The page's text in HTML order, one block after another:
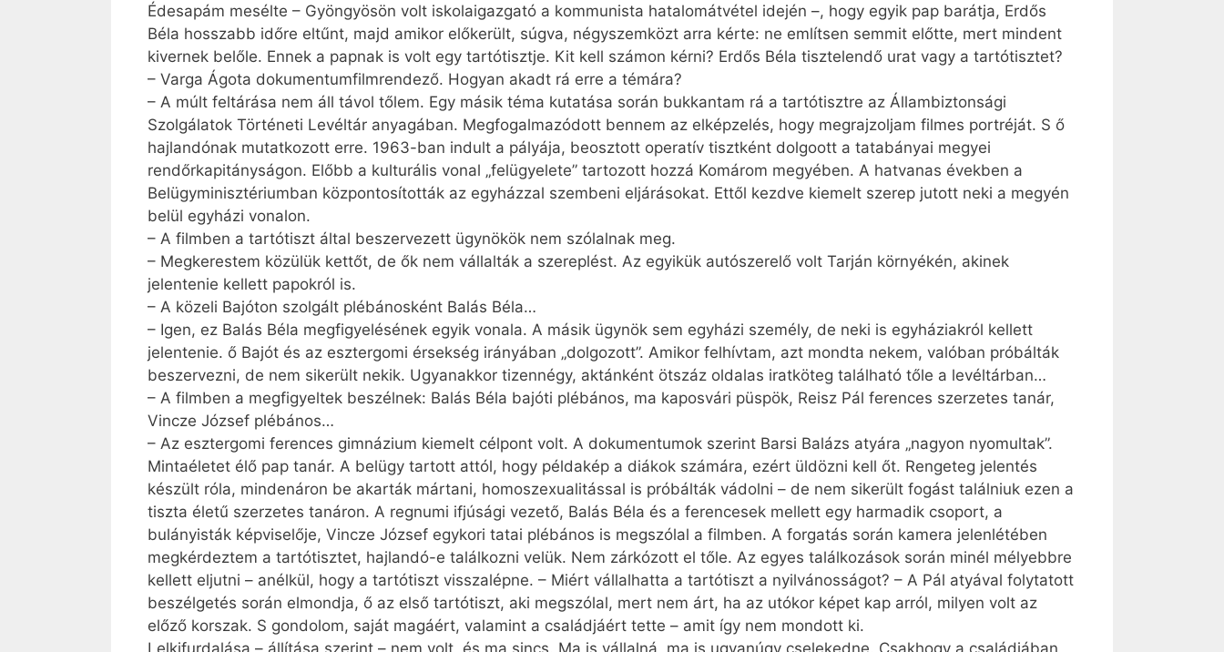
Édesapám mesélte – Gyöngyösön volt iskolaigazgató a kommunista hatalomátvétel idején –, hogy egyik pap barátja, Erdős
Béla hosszabb időre eltűnt, majd amikor előkerült, súgva, négyszemközt arra kérte: ne említsen semmit előtte, mert mindent
kivernek belőle. Ennek a papnak is volt egy tartótisztje. Kit kell számon kérni? Erdős Béla tisztelendő urat vagy a tartótisztet?
– Varga Ágota dokumentumfilmrendező. Hogyan akadt rá erre a témára?
– A múlt feltárása nem áll távol tőlem. Egy másik téma kutatása során bukkantam rá a tartótisztre az Állambiztonsági
Szolgálatok Történeti Levéltár anyagában. Megfogalmazódott bennem az elképzelés, hogy megrajzoljam filmes portréját. S ő
hajlandónak mutatkozott erre. 1963-ban indult a pályája, beosztott operatív tisztként dolgoott a tatabányai megyei
rendőrkapitányságon. Előbb a kulturális vonal „felügyelete” tartozott hozzá Komárom megyében. A hatvanas években a
Belügyminisztériumban központosították az egyházzal szembeni eljárásokat. Ettől kezdve kiemelt szerep jutott neki a megyén
belül egyházi vonalon.
– A filmben a tartótiszt által beszervezett ügynökök nem szólalnak meg.
– Megkerestem közülük kettőt, de ők nem vállalták a szereplést. Az egyikük autószerelő volt Tarján környékén, akinek
jelentenie kellett papokról is.
– A közeli Bajóton szolgált plébánosként Balás Béla…
– Igen, ez Balás Béla megfigyelésének egyik vonala. A másik ügynök sem egyházi személy, de neki is egyháziakról kellett
jelentenie. ő Bajót és az esztergomi érsekség irányában „dolgozott”. Amikor felhívtam, azt mondta nekem, valóban próbálták
beszervezni, de nem sikerült nekik. Ugyanakkor tizennégy, aktánként ötszáz oldalas iratköteg található tőle a levéltárban…
– A filmben a megfigyeltek beszélnek: Balás Béla bajóti plébános, ma kaposvári püspök, Reisz Pál ferences szerzetes tanár,
Vincze József plébános…
– Az esztergomi ferences gimnázium kiemelt célpont volt. A dokumentumok szerint Barsi Balázs atyára „nagyon nyomultak”.
Mintaéletet élő pap tanár. A belügy tartott attól, hogy példakép a diákok számára, ezért üldözni kell őt. Rengeteg jelentés
készült róla, mindenáron be akarták mártani, homoszexualitással is próbálták vádolni – de nem sikerült fogást találniuk ezen a
tiszta életű szerzetes tanáron. A regnumi ifjúsági vezető, Balás Béla és a ferencesek mellett egy harmadik csoport, a
bulányisták képviselője, Vincze József egykori tatai plébános is megszólal a filmben. A forgatás során kamera jelenlétében
megkérdeztem a tartótisztet, hajlandó-e találkozni velük. Nem zárkózott el tőle. Az egyes találkozások során minél mélyebbre
kellett eljutni – anélkül, hogy a tartótiszt visszalépne. – Miért vállalhatta a tartótiszt a nyilvánosságot? – A Pál atyával folytatott
beszélgetés során elmondja, ő az első tartótiszt, aki megszólal, mert nem árt, ha az utókor képet kap arról, milyen volt az
előző korszak. S gondolom, saját magáért, valamint a családjáért tette – amit így nem mondott ki.
Lelkifurdalása – állítása szerint – nem volt, és ma sincs. Ma is vállalná, ma is ugyanúgy cselekedne. Csakhogy a családjában